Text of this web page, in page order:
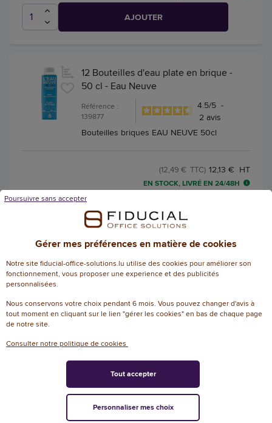
AJOUTER
12 Bouteilles d'eau plate en brique -
50 cl - Eau Neuve
Référence :
139877
4.5/5 -
2avis
Bouteilles briques EAU NEUVE 50cl
12,13 € HT
(12,49 € TTC)
EN STOCK, LIVRÉ EN 24/48H
12 Bouteilles d'eau en verre - 75 cl -
Evian
Bouteilles d'eau Evian en verre - 75cl
EN STOCK, LIVRÉ EN 24/48H
AJOUTER
Gérer mes préférences en matière de cookies
Notre site fiducial-office-solutions.lu utilise des cookies pour améliorer son
fonctionnement, vous proposer une experience et des publicités
personnalisées.
Nous conservons votre choix pendant 6 mois. Vous pouvez changer d'avis à
tout moment en cliquant sur le lien "gérer les cookies" en bas de chaque page
de notre site.
Consulter notre politique de cookies
Poursuivre sans accepter
Personnaliser mes choix
Tout accepter